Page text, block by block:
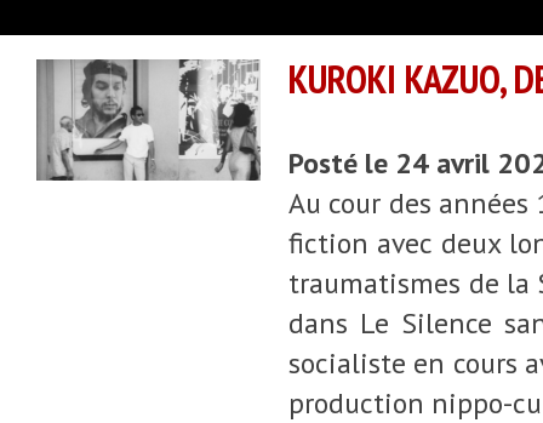
KUROKI KAZUO,
Posté le 24 avril
Au cour des
fiction avec deux
traumatismes de la
dans Le Silence
socialiste en cours
production nippo-